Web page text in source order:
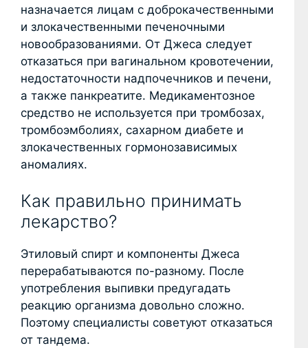
назначается лицам с доброкачественными
и злокачественными печеночными
новообразованиями. От Джеса следует
отказаться при вагинальном кровотечении,
недостаточности надпочечников и печени,
а также панкреатите. Медикаментозное
средство не используется при тромбозах,
тромбоэмболиях, сахарном диабете и
злокачественных гормонозависимых
аномалиях.
Как правильно принимать
лекарство?
Этиловый спирт и компоненты Джеса
перерабатываются по-разному. После
употребления выпивки предугадать
реакцию организма довольно сложно.
Поэтому специалисты советуют отказаться
от тандема.